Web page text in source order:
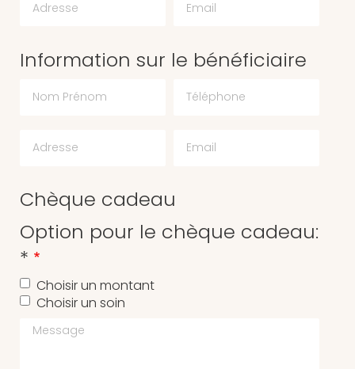
Information sur le bénéficiaire
Chèque cadeau
Option pour le chèque cadeau:
*
Choisir un montant
Choisir un soin
Message